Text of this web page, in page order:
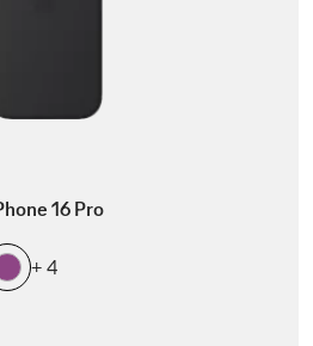
16 Pro
+ 4